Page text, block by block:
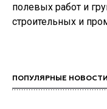
полевых работ и
строительных и
ПОПУЛЯРНЫЕ НОВОСТИ